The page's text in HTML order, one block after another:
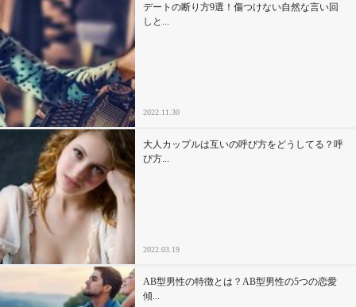
デートの断り方9選！傷つけない自然な言い回
しと...
2022.11.30
大人カップルは互いの呼び方をどうしてる？呼
び方...
2022.03.19
AB型男性の特徴とは？AB型男性の5つの恋愛
傾...